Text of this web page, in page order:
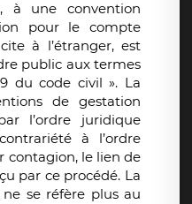
à une convention
pour le compte
à l’étranger, est
public aux termes
du code civil ». La
de gestation
l’ordre juridique
à l’ordre
contagion, le lien de
par ce procédé. La
se réfère plus au